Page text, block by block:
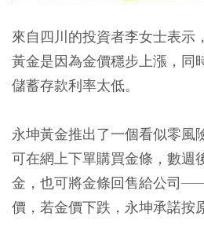
來自四川的投資者李女士表示
黃金是因為金價穩步上漲，同
儲蓄存款利率太低。
永坤黃金推出了一個看似零風
可在網上下單購買金條，數週
金，也可將金條回售給公司
價，若金價下跌，永坤承諾按